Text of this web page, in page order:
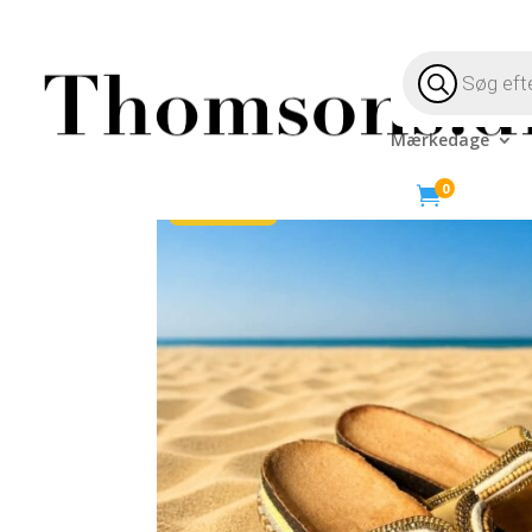
search
Mærkedage
0
Hjem /Livsstil/Tøj & Sko / Plateau Sandaler